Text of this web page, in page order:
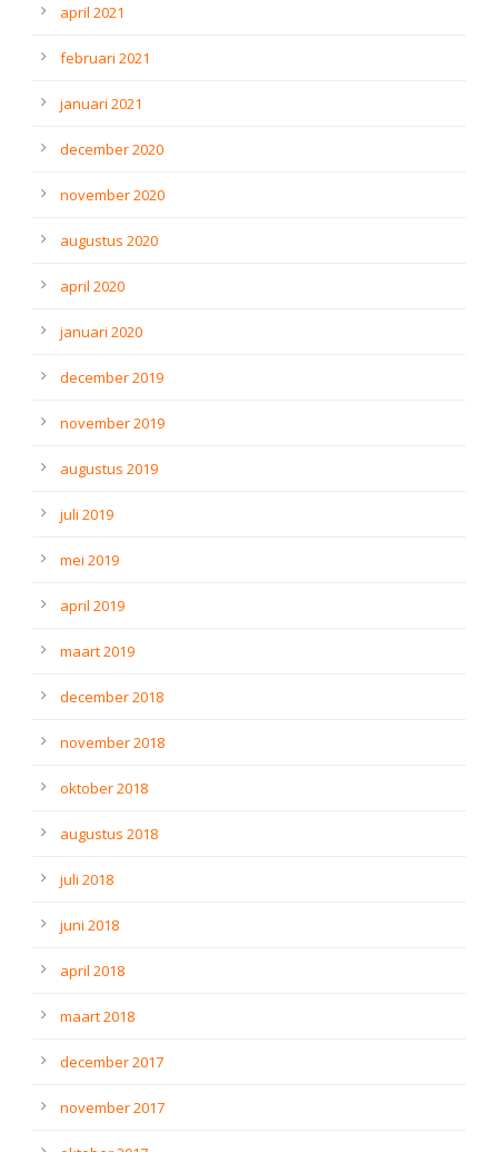
april 2021
februari 2021
januari 2021
december 2020
november 2020
augustus 2020
april 2020
januari 2020
december 2019
november 2019
augustus 2019
juli 2019
mei 2019
april 2019
maart 2019
december 2018
november 2018
oktober 2018
augustus 2018
juli 2018
juni 2018
april 2018
maart 2018
december 2017
november 2017